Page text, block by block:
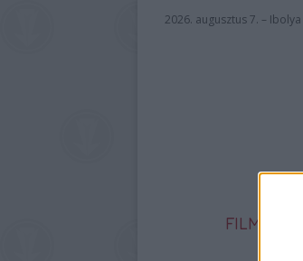
2026. augusztus 7. – Ibolya
FILM